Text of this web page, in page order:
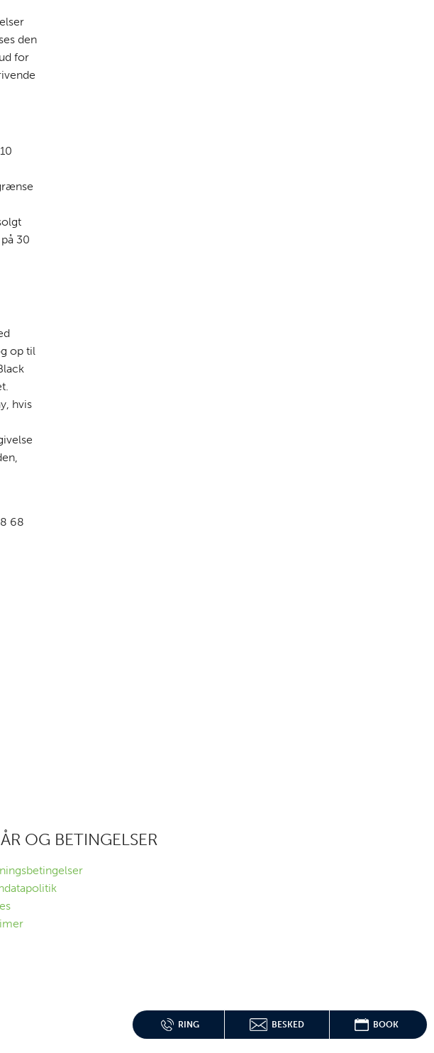
den
for
30
op til
hvis
68
RING BESKED BOOK
OG BETINGELSER